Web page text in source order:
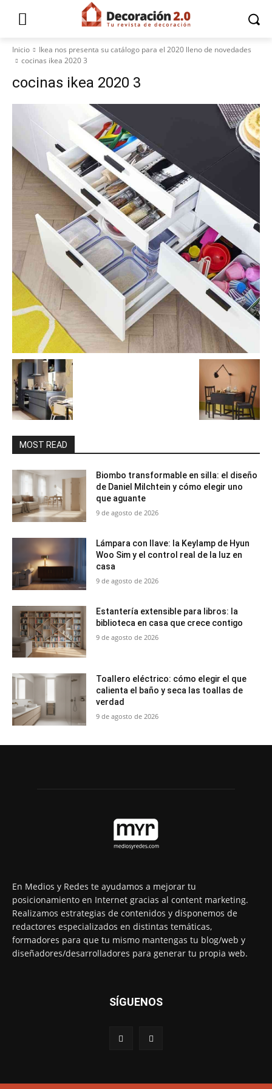
Inicio
Ikea nos presenta su catálogo para el 2020 lleno de novedades
cocinas ikea 2020 3
cocinas ikea 2020 3
MOST READ
Biombo transformable en silla: el diseño
de Daniel Milchtein y cómo elegir uno
que aguante
9 de agosto de 2026
Lámpara con llave: la Keylamp de Hyun
Woo Sim y el control real de la luz en
casa
9 de agosto de 2026
Estantería extensible para libros: la
biblioteca en casa que crece contigo
9 de agosto de 2026
Toallero eléctrico: cómo elegir el que
calienta el baño y seca las toallas de
verdad
9 de agosto de 2026
En Medios y Redes te ayudamos a mejorar tu
posicionamiento en Internet gracias al content marketing.
Realizamos estrategias de contenidos y disponemos de
redactores especializados en distintas temáticas,
formadores para que tu mismo mantengas tu blog/web y
diseñadores/desarrolladores para generar tu propia web.
SÍGUENOS